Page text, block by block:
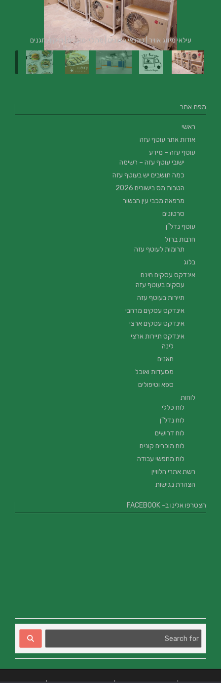
עילאי מיזוג אוויר | טכנאי מזגנים | מתקין מזגנים | תיקון מזגנים
מפת אתר
ראשי
אודות אתר עוטף עזה
עוטף עזה – מידע
ישובי עוטף עזה – רשימה
כמה תושבים יש בעוטף עזה
הטבות מס בישובים 2026
מרפאה מכבי עין הבשור
סרטונים
עוטף נדל”ן
חרבות ברזל
תרומות לעוטף עזה
בלוג
אינדקס עסקים חינם
עסקים בעוטף עזה
תיירות בעוטף עזה
אינדקס עסקים מרחבי
אינדקס עסקים ארצי
אינדקס תיירות ארצי
לינה
חאנים
מסעדות ואוכל
ספא וטיפולים
לוחות
לוח כללי
לוח נדל"ן
לוח דרושים
לוח מוכרים קונים
לוח מחפשי עבודה
רשת אתרי הלוויין
הצהרת נגישות
הצטרפו אלינו ב- FACEBOOK